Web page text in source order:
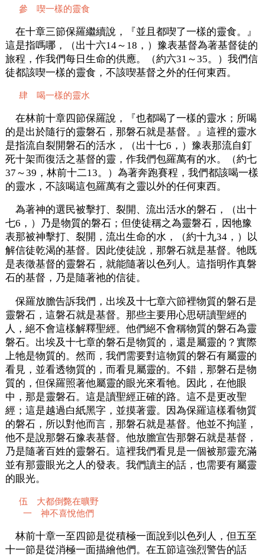
參 喫一樣的靈食
在十章三節保羅繼續說，『並且都喫了一樣的靈食。』
這是指嗎哪，（出十六14～18，）豫表基督為著基督徒的
旅程，作我們每日生命的供應。（約六31～35。）我們信
徒都該喫一樣的靈食，不該喫基督之外的任何東西。
肆 喝一樣的靈水
在林前十章四節保羅說，『也都喝了一樣的靈水；所喝
的是出於隨行的靈磐石，那磐石就是基督。』這裡的靈水
是指流自裂開磐石的活水，（出十七6，）豫表那流自釘
死十架而復活之基督的靈，作我們包羅萬有的水。（約七
37～39，林前十二13。）為著奔跑賽程，我們都該喝一樣
的靈水，不該喝這包羅萬有之靈以外的任何東西。
為著神的選民被擊打、裂開、流出活水的磐石，（出十
七6，）乃是物質的磐石；但使徒稱之為靈磐石，因牠豫
表那被神擊打、裂開，流出生命的水，（約十九34，）以
解信徒乾渴的基督。因此使徒說，那磐石就是基督。牠既
是表徵基督的靈磐石，就能隨著以色列人。這指明作真磐
石的基督，乃是隨著祂的信徒。
保羅放膽告訴我們，出埃及十七章六節裡物質的磐石是
靈磐石，這磐石就是基督。那些主要用心思研讀聖經的
人，絕不會這樣解釋聖經。他們絕不會稱物質的磐石為靈
磐石。出埃及十七章的磐石是物質的，還是屬靈的？實際
上牠是物質的。然而，我們需要對這物質的磐石有屬靈的
看見，並看透物質的，而看見屬靈的。不錯，那磐石是物
質的，但保羅照著他屬靈的眼光來看牠。因此，在他眼
中，那是靈磐石。這是讀聖經正確的路。這不是更改聖
經；這是越過白紙黑字，並摸著靈。因為保羅這樣看物質
的磐石，所以對他而言，那磐石就是基督。他並不拘謹，
他不是說那磐石豫表基督。他放膽宣告那磐石就是基督，
乃是隨著百姓的靈磐石。這裡我們看見是一個被那靈充滿
並有那靈眼光之人的發表。我們讀主的話，也需要有屬靈
的眼光。
伍 大都倒斃在曠野
一 神不喜悅他們
林前十章一至四節是從積極一面說到以色列人，但五至
十一節是從消極一面描繪他們。在五節這強烈警告的話